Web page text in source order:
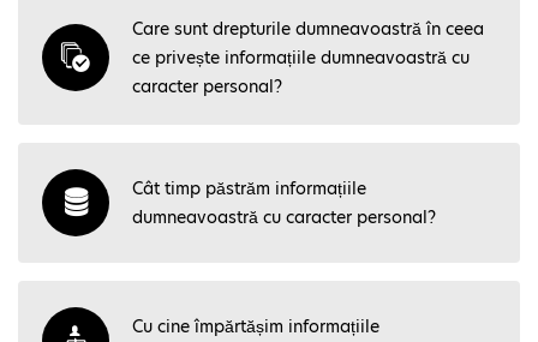
Care sunt drepturile dumneavoastră în ceea
ce privește informațiile dumneavoastră cu
caracter personal?
Cât timp păstrăm informațiile
dumneavoastră cu caracter personal?
Cu cine împărtășim informațiile